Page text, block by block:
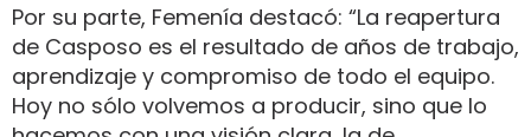
Por su parte, Femenía destacó: “La reapertura
de Casposo es el resultado de años de trabajo,
aprendizaje y compromiso de todo el equipo.
Hoy no sólo volvemos a producir, sino que lo